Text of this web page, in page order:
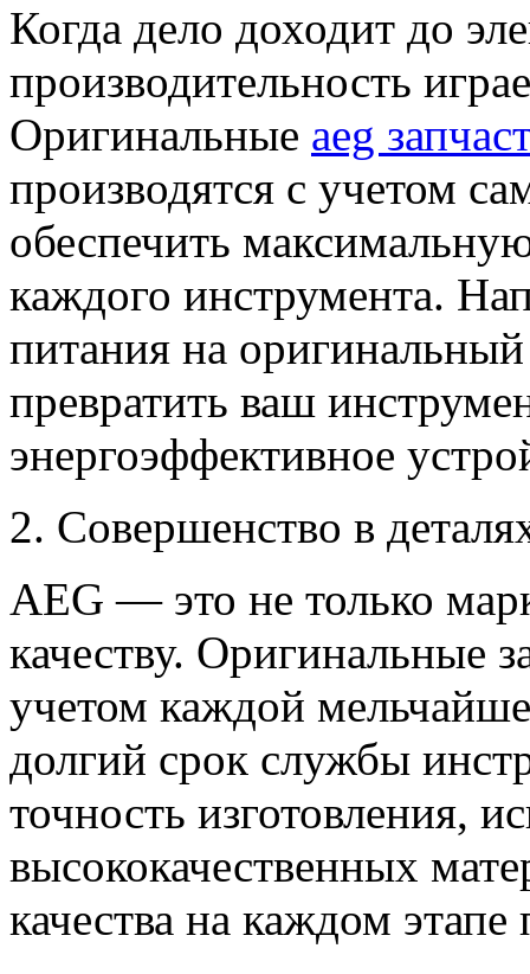
Когда дело доходит до
производительность
Оригинальные aeg
производятся с учетом
обеспечить
каждого инструмента.
питания на
превратить ваш
энергоэффективное
2. Совершенство в
AEG — это не только
качеству. Оригинальные
учетом каждой
долгий срок службы
точность изготовления,
высококачественных
качества на каждом этапе